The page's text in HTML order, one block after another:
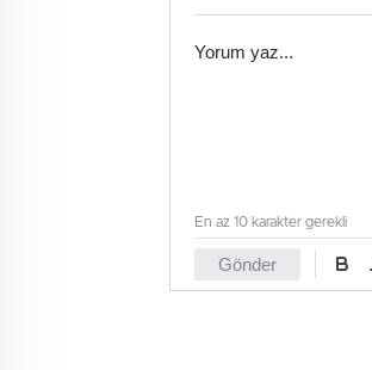
Gönder
En az 10 karakter gerekli